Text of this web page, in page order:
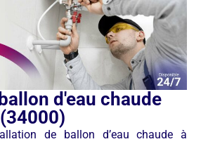
d'eau chaude
de ballon d’eau chaude à